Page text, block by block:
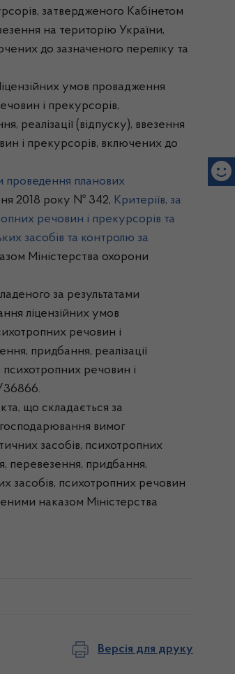
затвердженого Кабінетом
на територію України,
до зазначеного переліку та
умов провадження
і прекурсорів,
реалізації (відпуску), ввезення
і прекурсорів, включених до
проведення планових
2018 року № 342, Критеріїв, за
речовин і прекурсорів та
засобів та контролю за
Міністерства охорони
за результатами
ліцензійних умов
речовин і
придбання, реалізації
психотропних речовин і
36866.
що складається за
вимог
засобів, психотропних
перевезення, придбання,
засобів, психотропних речовин
наказом Міністерства
Версія для друку